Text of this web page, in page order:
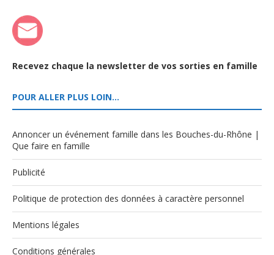
Recevez chaque la newsletter de vos sorties en famille
POUR ALLER PLUS LOIN…
Annoncer un événement famille dans les Bouches-du-Rhône |
Que faire en famille
Publicité
Politique de protection des données à caractère personnel
Mentions légales
Conditions générales